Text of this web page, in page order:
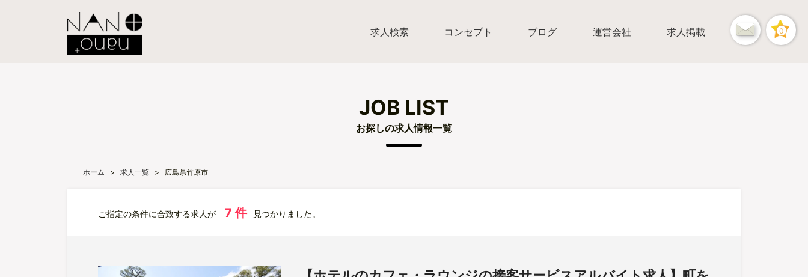
求人検索 コンセプト ブログ 運営会社 求人掲載 0
JOB LIST
お探しの求人情報一覧
ホーム > 求人一覧 > 広島県竹原市
ご指定の条件に合致する求人が 7 件 見つかりました。